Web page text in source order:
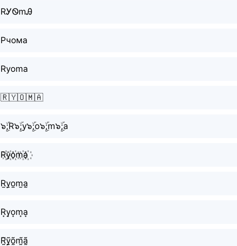
RᎩᏫmᎯ
Рчома
Ryoma
🇷🇾🇴🇲🇦
๖ۣۜ;R๖ۣۜ;y๖ۣۜ;o๖ۣۜ;m๖ۣۜ;a
R꙰y꙰o꙰m꙰a꙰
R̫y̫o̫m̫a̫
R͙y͙o͙m͙a͙
R̰̃ỹ̰õ̰m̰̃ã̰